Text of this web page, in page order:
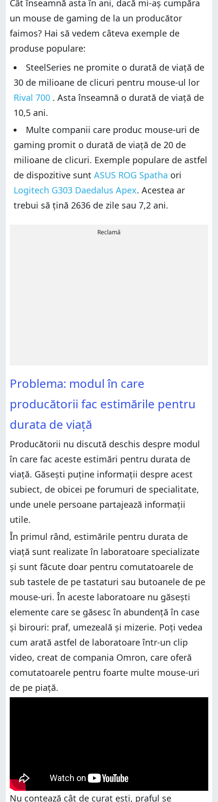
Cât înseamnă asta în ani, dacă mi-aș cumpăra
un mouse de gaming de la un producător
faimos? Hai să vedem câteva exemple de
produse populare:
SteelSeries ne promite o durată de viață de
30 de milioane de clicuri pentru mouse-ul lor
Rival 700 . Asta înseamnă o durată de viață de
10,5 ani.
Multe companii care produc mouse-uri de
gaming promit o durată de viață de 20 de
milioane de clicuri. Exemple populare de astfel
de dispozitive sunt ASUS ROG Spatha ori
Logitech G303 Daedalus Apex. Acestea ar
trebui să țină 2636 de zile sau 7,2 ani.
Reclamă
Problema: modul în care
producătorii fac estimările pentru
durata de viață
Producătorii nu discută deschis despre modul
în care fac aceste estimări pentru durata de
viață. Găsești puține informații despre acest
subiect, de obicei pe forumuri de specialitate,
unde unele persoane partajează informații
utile.
În primul rând, estimările pentru durata de
viață sunt realizate în laboratoare specializate
și sunt făcute doar pentru comutatoarele de
sub tastele de pe tastaturi sau butoanele de pe
mouse-uri. În aceste laboratoare nu găsești
elemente care se găsesc în abundență în case
și birouri: praf, umezeală și mizerie. Poți vedea
cum arată astfel de laboratoare într-un clip
video, creat de compania Omron, care oferă
comutatoarele pentru foarte multe mouse-uri
de pe piață.
Nu contează cât de curat ești, praful se